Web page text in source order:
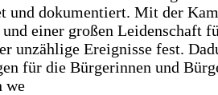
und dokumentiert. Mit der
einer großen Leidenschaft
unzählige Ereignisse fest.
für die Bürgerinnen und
we